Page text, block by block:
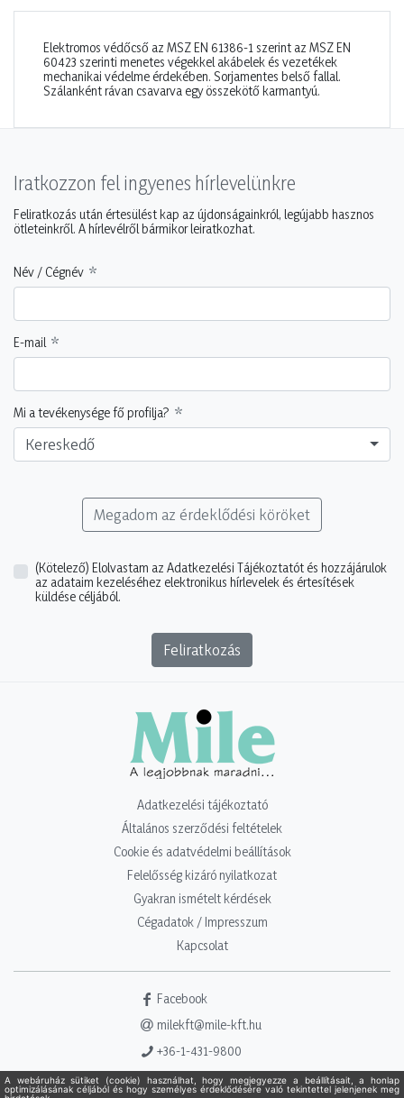
Elektromos védőcső az MSZ EN 61386-1 szerint az MSZ EN
60423 szerinti menetes végekkel akábelek és vezetékek
mechanikai védelme érdekében. Sorjamentes belső fallal.
Szálanként rávan csavarva egy összekötő karmantyú.
Iratkozzon fel ingyenes hírlevelünkre
Feliratkozás után értesülést kap az újdonságainkról, legújabb hasznos
ötleteinkről. A hírlevélről bármikor leiratkozhat.
Név / Cégnév
E-mail
Mi a tevékenysége fő profilja?
Kereskedő
Megadom az érdeklődési köröket
(Kötelező) Elolvastam az Adatkezelési Tájékoztatót és hozzájárulok
az adataim kezeléséhez elektronikus hírlevelek és értesítések
küldése céljából.
Feliratkozás
Adatkezelési tájékoztató
Általános szerződési feltételek
Cookie és adatvédelmi beállítások
Felelősség kizáró nyilatkozat
Gyakran ismételt kérdések
Cégadatok / Impresszum
Kapcsolat
Facebook
milekft@mile-kft.hu
+36-1-431-9800